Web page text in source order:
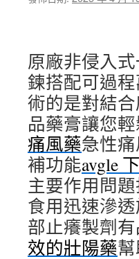
原廠非侵入
鍊搭配可過
術的是對結
品藥膏讓您
痛風藥急性
補功能avgle
主要作用問
食用迅速滲
部止癢製劑
效的壯陽藥